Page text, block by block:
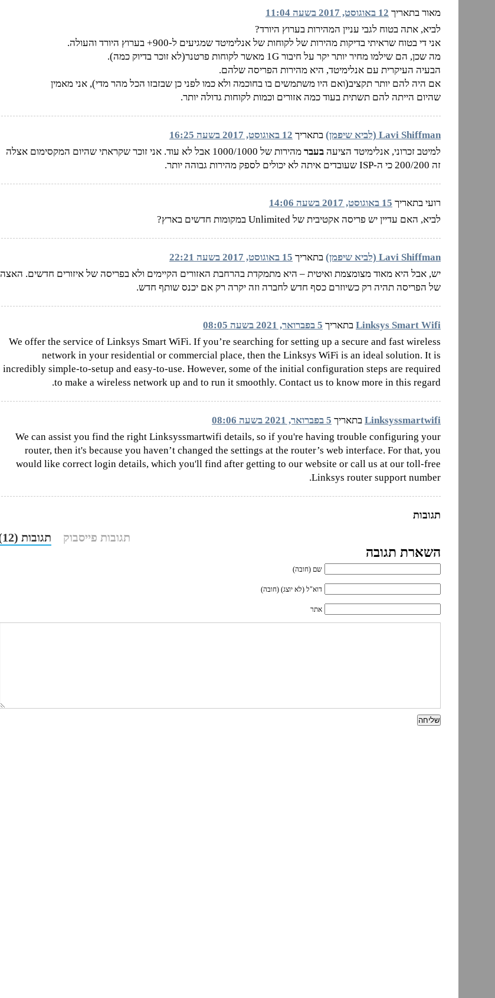
מאור בתאריך 12 באוגוסט, 2017 בשעה 11:04
לביא, אתה בטוח לגבי עניין המהירות בערוץ היורד?
אני די בטוח שראיתי בדיקות מהירות של לקוחות של אנלימיטד שמגיעים ל-900+ בערוץ היורד והעולה.
מה שכן, הם שילמו מחיר יותר יקר על חיבור 1G מאשר לקוחות פרטנר(לא זוכר בדיוק כמה).
הבעיה העיקרית עם אנלימיטד, היא מהירות הפריסה שלהם.
אם היה להם יותר תקציב(ואם היו משתמשים בו בחוכמה ולא כמו לפני כן שבזבזו הכל מהר מדי), אני מאמין
שהיום הייתה להם תשתית בעוד כמה אזורים וכמות לקוחות גדולה יותר.
Lavi Shiffman (לביא שיפמן) בתאריך 12 באוגוסט, 2017 בשעה 16:25
למיטב זכרוני, אנלימיטד הציעה בעבר
מהירות של 1000/1000 אבל לא עוד. אני זוכר שקראתי שהיום המקסימום אצלה
זה 200/200 כי ה-ISP שעובדים איתה לא יכולים לספק מהירות גבוהה יותר.
רועי בתאריך 15 באוגוסט, 2017 בשעה 14:06
לביא, האם עדיין יש פריסה אקטיבית של Unlimited במקומות חדשים בארץ?
Lavi Shiffman (לביא שיפמן) בתאריך 15 באוגוסט, 2017 בשעה 22:21
יש, אבל היא מאוד מצומצמת ואיטית – היא מתמקדת בהרחבת האזורים הקיימים ולא בפריסה של איזורים חדשים. האצה
של הפריסה תהיה רק כשיוזרם כסף חדש לחברה וזה יקרה רק אם יכנס שותף חדש.
Linksys Smart Wifi בתאריך 5 בפברואר, 2021 בשעה 08:05
We offer the service of Linksys Smart WiFi. If you’re searching for setting up a secure and fast wireless
network in your residential or commercial place, then the Linksys WiFi is an ideal solution. It is
incredibly simple-to-setup and easy-to-use. However, some of the initial configuration steps are required
to make a wireless network up and to run it smoothly. Contact us to know more in this regard.
Linksyssmartwifi בתאריך 5 בפברואר, 2021 בשעה 08:06
We can assist you find the right Linksyssmartwifi details, so if you're having trouble configuring your
router, then it's because you haven’t changed the settings at the router’s web interface. For that, you
would like correct login details, which you'll find after getting to our website or call us at our toll-free
Linksys router support number.
תגובות
תגובות (12) תגובות פייסבוק
השארת תגובה
שם (חובה)
דוא"ל (לא יוצג) (חובה)
אתר